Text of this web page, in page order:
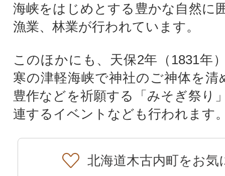
海峡をはじめとする豊かな自然に
漁業、林業が行われています。
このほかにも、天保2年（1831年
寒の津軽海峡で神社のご神体を清
豊作などを祈願する「みそぎ祭り
連するイベントなども行われます
北海道木古内町をお気